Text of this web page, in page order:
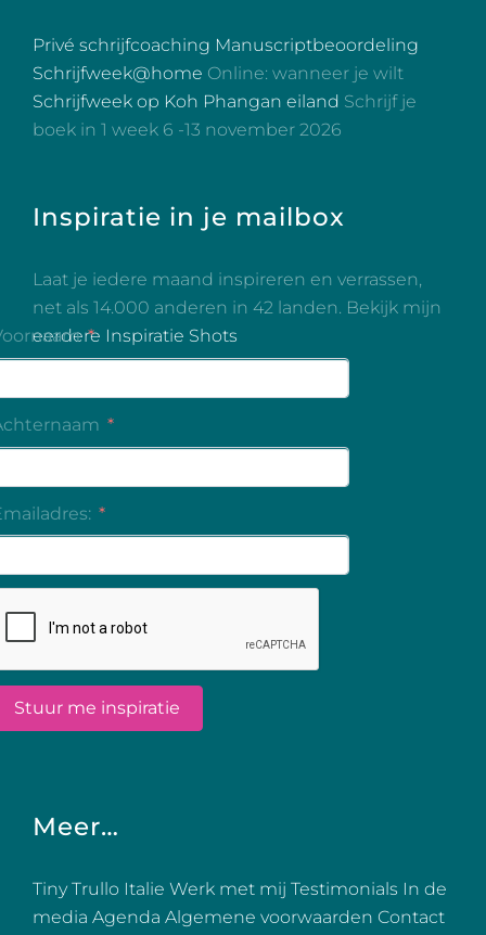
Privé schrijfcoaching Manuscriptbeoordeling
Schrijfweek@home Online: wanneer je wilt
Schrijfweek op Koh Phangan eiland Schrijf je
boek in 1 week 6 -13 november 2026
Inspiratie in je mailbox
Laat je iedere maand inspireren en verrassen,
net als 14.000 anderen in 42 landen. Bekijk mijn
eerdere Inspiratie Shots
Meer…
Tiny Trullo Italie Werk met mij Testimonials In de
media Agenda Algemene voorwaarden Contact